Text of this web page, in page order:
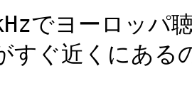
でヨーロッパ
すぐ近くにある